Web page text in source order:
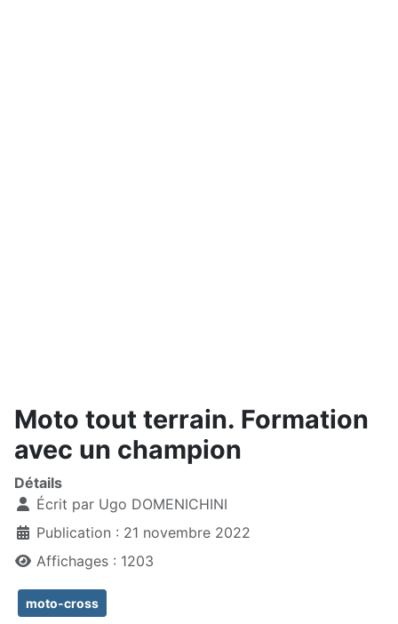
Moto tout terrain. Formation
avec un champion
Détails
Écrit par Ugo DOMENICHINI
Publication : 21 novembre 2022
Affichages : 1203
moto-cross